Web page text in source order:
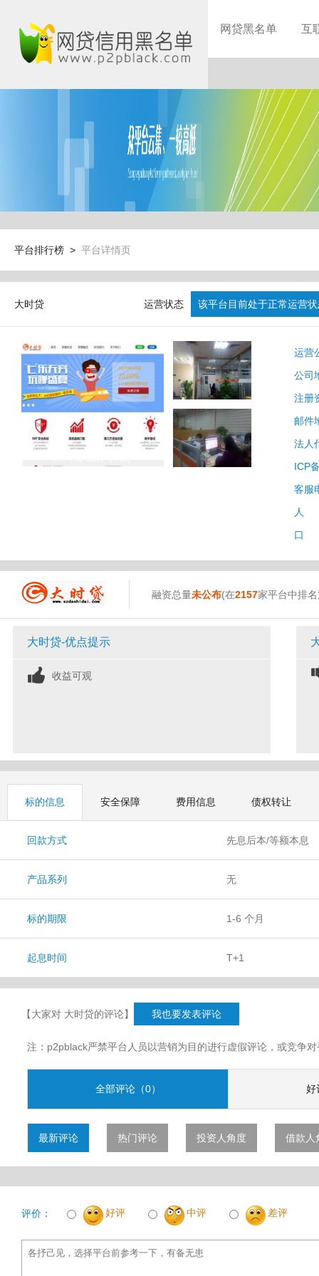
网贷黑名单 互
平台排行榜 > 平台详情页
大时贷 运营状态 该平台目前处于正常运营
运营
公司
注册
邮件
法人
ICP
客服
人
口
融资总量未公布(在2157家平台中排
大时贷-优点提示
收益可观
标的信息 安全保障 费用信息 债权转让
回款方式 先息后本/等额本息
产品系列 无
标的期限 1-6 个月
起息时间 T+1
【大家对 大时贷的评论】 我也要发表评论
注：p2pblack严禁平台人员以营销为目的进行虚假评论，或竞争
全部评论（0） 好
最新评论 热门评论 投资人角度 借款人
评价： 好评 中评 差评